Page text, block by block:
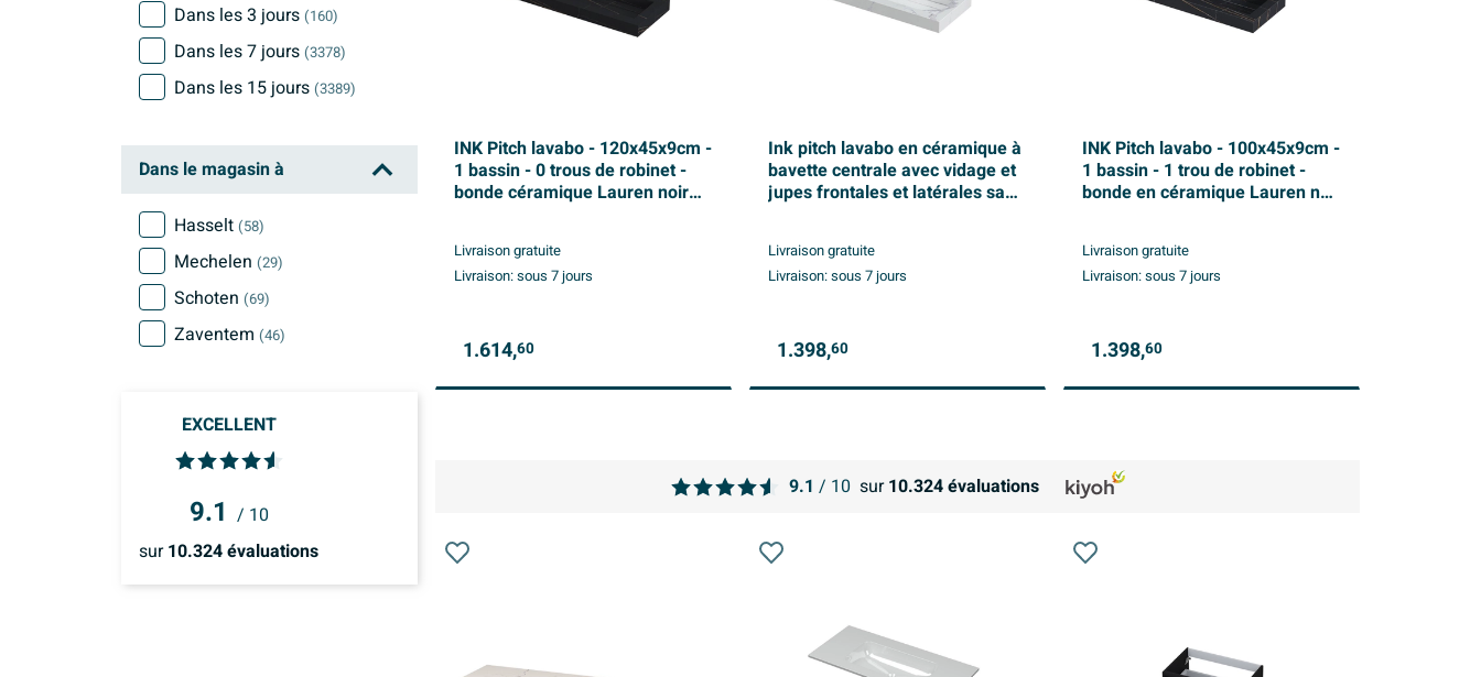
Dans les 3 jours (160)
Dans les 7 jours (3378)
Dans les 15 jours (3389)
Dans le magasin à
Hasselt (58)
Mechelen (29)
Schoten (69)
Zaventem (46)
EXCELLENT
9.1 / 10
sur10.324évaluations
INK Pitch lavabo - 120x45x9cm -
1 bassin - 0 trous de robinet -
bonde céramique Lauren noir
Livraison gratuite
Livraison:sous 7 jours
1.614,60
Ink pitch lavabo en céramique à
bavette centrale avec vidage et
jupes frontales et latérales sans
Livraison gratuite
Livraison:sous 7 jours
1.398,60
INK Pitch lavabo - 100x45x9cm -
1 bassin - 1 trou de robinet -
bonde en céramique Lauren noir
Livraison gratuite
Livraison:sous 7 jours
1.398,60
9.1 / 10 sur10.324évaluations